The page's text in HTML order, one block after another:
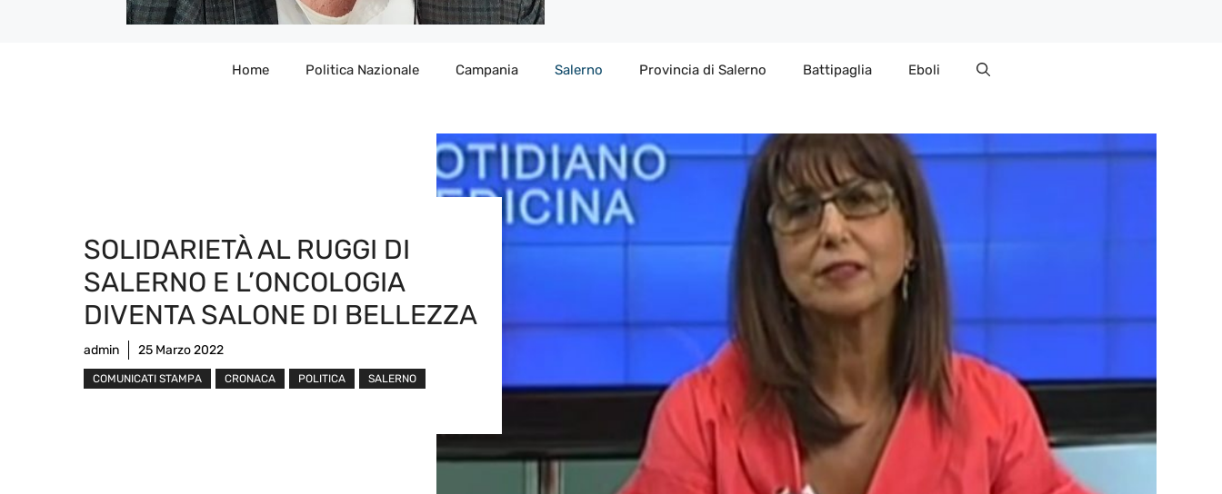
Home Politica Nazionale Campania Salerno Provincia di Salerno Battipaglia Eboli
SOLIDARIETÀ AL RUGGI DI
SALERNO E L’ONCOLOGIA
DIVENTA SALONE DI BELLEZZA
admin 25 Marzo 2022
COMUNICATI STAMPA CRONACA POLITICA SALERNO